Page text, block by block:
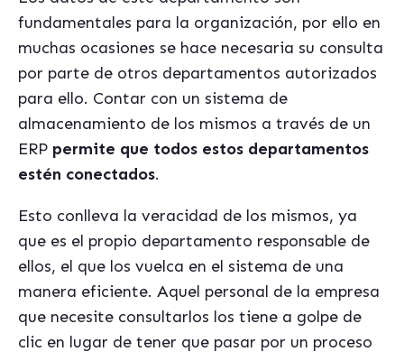
fundamentales para la organización, por ello en
muchas ocasiones se hace necesaria su consulta
por parte de otros departamentos autorizados
para ello. Contar con un sistema de
almacenamiento de los mismos a través de un
ERP permite que todos estos departamentos
estén conectados.
Esto conlleva la veracidad de los mismos, ya
que es el propio departamento responsable de
ellos, el que los vuelca en el sistema de una
manera eficiente. Aquel personal de la empresa
que necesite consultarlos los tiene a golpe de
clic en lugar de tener que pasar por un proceso